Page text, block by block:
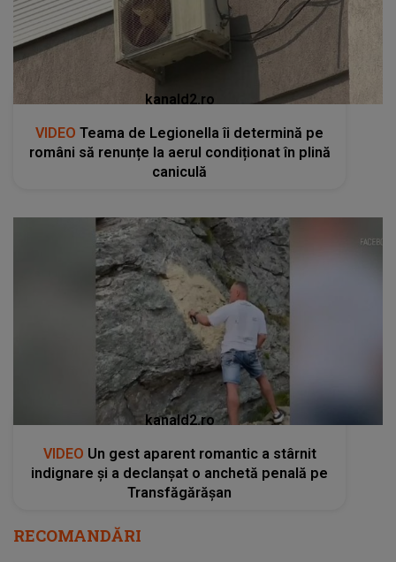
kanald2.ro
VIDEO Teama de Legionella îi determină pe
români să renunțe la aerul condiționat în plină
caniculă
kanald2.ro
VIDEO Un gest aparent romantic a stârnit
indignare și a declanșat o anchetă penală pe
Transfăgărășan
RECOMANDĂRI